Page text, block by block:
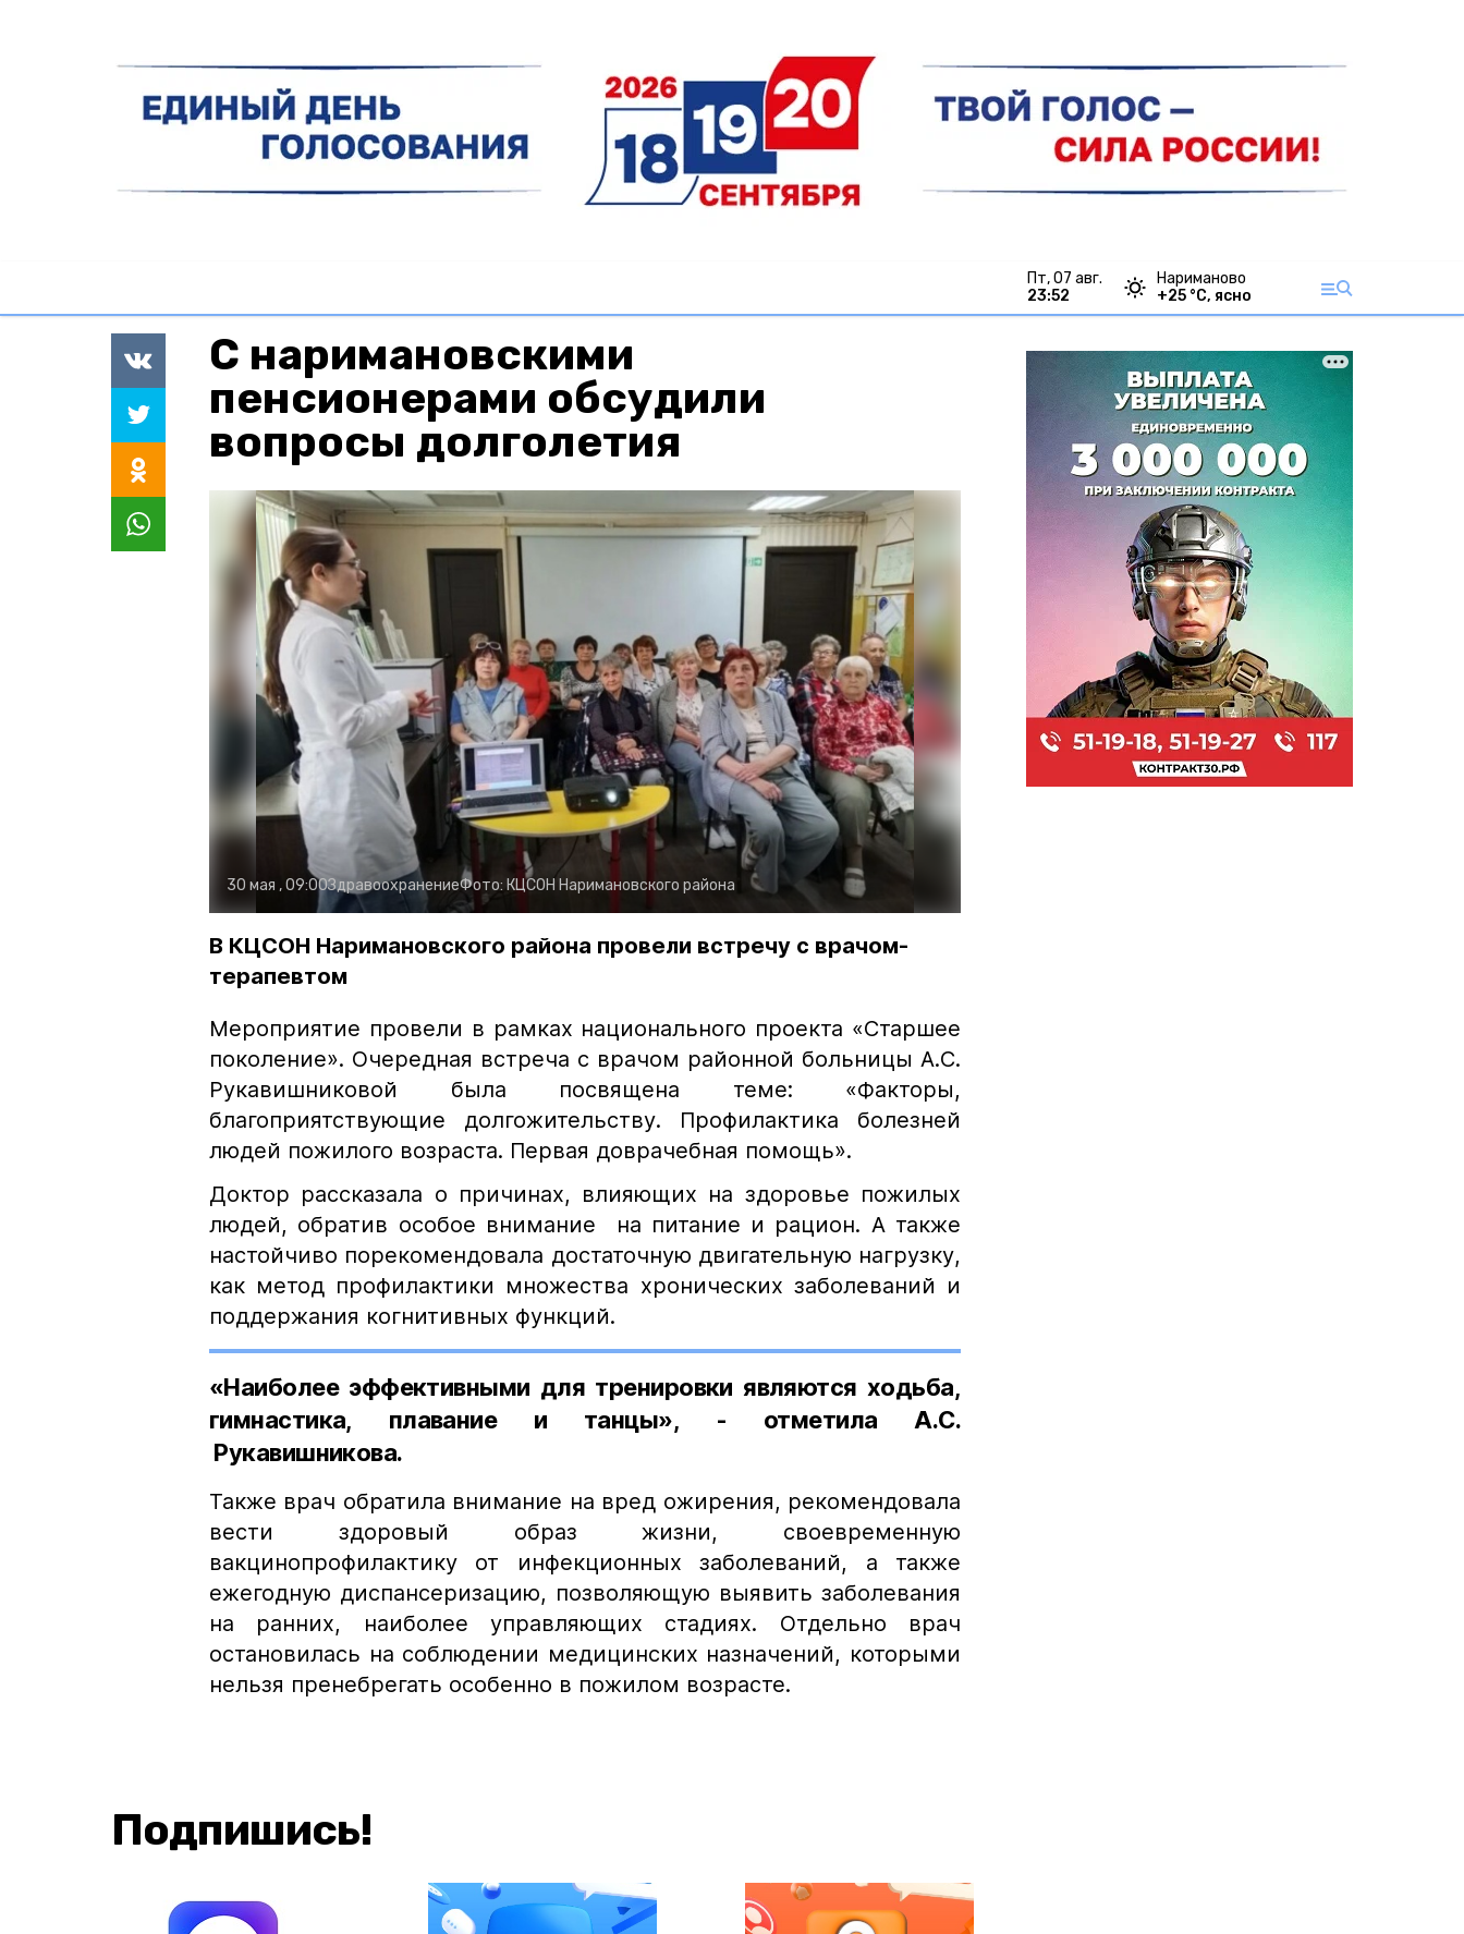
пт, 07 авг.
23:52
Нариманово
+25 °С, ясно
С наримановскими
пенсионерами обсудили
вопросы долголетия
30 мая , 09:00ЗдравоохранениеФото: КЦСОН Наримановского района
В КЦСОН Наримановского района провели встречу с врачом-
терапевтом
Мероприятие провели в рамках национального проекта «Старшее
поколение». Очередная встреча с врачом районной больницы А.С.
Рукавишниковой была посвящена теме: «Факторы,
благоприятствующие долгожительству. Профилактика болезней
людей пожилого возраста. Первая доврачебная помощь».
Доктор рассказала о причинах, влияющих на здоровье пожилых
людей, обратив особое внимание на питание и рацион. А также
настойчиво порекомендовала достаточную двигательную нагрузку,
как метод профилактики множества хронических заболеваний и
поддержания когнитивных функций.
«Наиболее эффективными для тренировки являются ходьба,
гимнастика, плавание и танцы», - отметила А.С.
Рукавишникова.
Также врач обратила внимание на вред ожирения, рекомендовала
вести здоровый образ жизни, своевременную
вакцинопрофилактику от инфекционных заболеваний, а также
ежегодную диспансеризацию, позволяющую выявить заболевания
на ранних, наиболее управляющих стадиях. Отдельно врач
остановилась на соблюдении медицинских назначений, которыми
нельзя пренебрегать особенно в пожилом возрасте.
Подпишись!